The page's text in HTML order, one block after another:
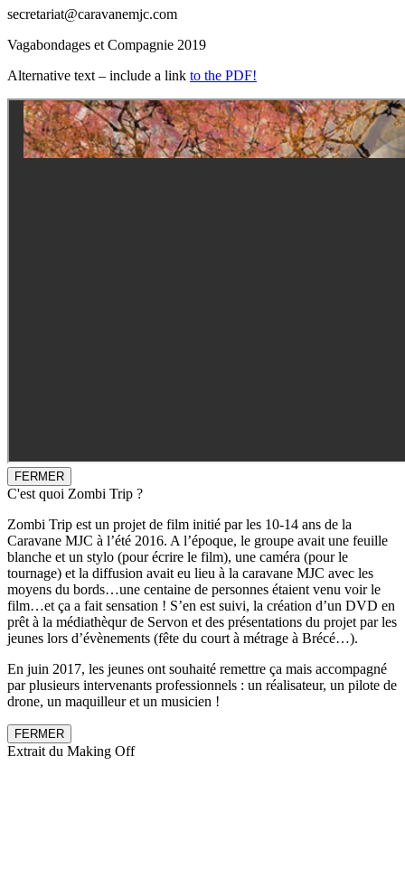
secretariat@caravanemjc.com
Vagabondages et Compagnie 2019
Alternative text – include a link to the PDF!
FERMER
C'est quoi Zombi Trip ?
Zombi Trip est un projet de film initié par les 10-14 ans de la
Caravane MJC à l’été 2016. A l’époque, le groupe avait une feuille
blanche et un stylo (pour écrire le film), une caméra (pour le
tournage) et la diffusion avait eu lieu à la caravane MJC avec les
moyens du bords…une centaine de personnes étaient venu voir le
film…et ça a fait sensation ! S’en est suivi, la création d’un DVD en
prêt à la médiathèqur de Servon et des présentations du projet par les
jeunes lors d’évènements (fête du court à métrage à Brécé…).
En juin 2017, les jeunes ont souhaité remettre ça mais accompagné
par plusieurs intervenants professionnels : un réalisateur, un pilote de
drone, un maquilleur et un musicien !
FERMER
Extrait du Making Off